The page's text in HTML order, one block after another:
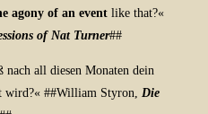
agony of an event like that?«
of Nat Turner##
all diesen Monaten dein
wird?« ##William Styron, Die